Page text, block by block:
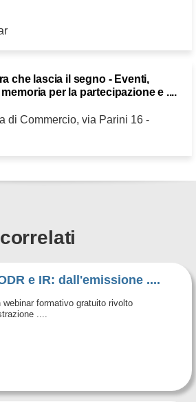
che lascia il segno - Eventi,
memoria per la partecipazione e ....
di Commercio, via Parini 16 -
e IR: dall'emissione ....
webinar formativo gratuito rivolto
....